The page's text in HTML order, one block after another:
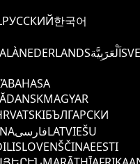
РУССКИЙ한국어
NEDERLANDSاَلْعَرَبِيَّة
BAHASA
DANSKMAGYAR
БЪЛГАРСКИ
فارسیLATVIEŠU
SLOVENŠČINAEESTI